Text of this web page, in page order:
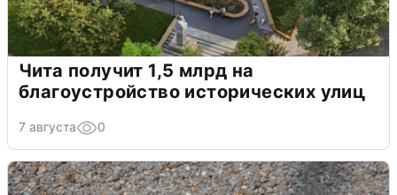
Чита получит 1,5 млрд на
благоустройство исторических улиц
7 августа 0